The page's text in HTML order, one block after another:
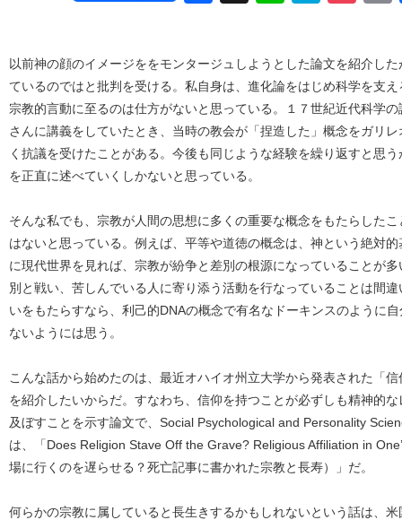
以前神の顔のイメージををモンタージュしようとした論文を紹介し
ているのではと批判を受ける。私自身は、進化論をはじめ科学を支
宗教的言動に至るのは仕方がないと思っている。１７世紀近代科学
さんに講義をしていたとき、当時の教会が「捏造した」概念をガリ
く抗議を受けたことがある。今後も同じような経験を繰り返すと思
を正直に述べていくしかないと思っている。
そんな私でも、宗教が人間の思想に多くの重要な概念をもたらした
はないと思っている。例えば、平等や道徳の概念は、神という絶対
に現代世界を見れば、宗教が紛争と差別の根源になっていることが
別と戦い、苦しんでいる人に寄り添う活動を行なっていることは間
いをもたらすなら、利己的DNAの概念で有名なドーキンスのように
ないようには思う。
こんな話から始めたのは、最近オハイオ州立大学から発表された「
を紹介したいからだ。すなわち、信仰を持つことが必ずしも精神的
及ぼすことを示す論文で、Social Psychological and Personality
は、「Does Religion Stave Off the Grave? Religious Affiliation in
場に行くのを遅らせる？死亡記事に書かれた宗教と長寿）」だ。
何らかの宗教に属していると長生きするかもしれないという話は、